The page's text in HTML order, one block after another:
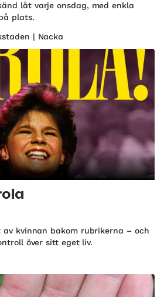
låt varje onsdag, med enkla
plats.
| Nacka
kvinnan bakom rubrikerna – och
över sitt eget liv.